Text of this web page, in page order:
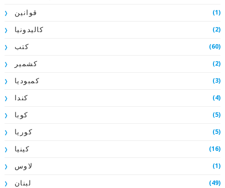
قوانين (1)
كاليدونيا (2)
كتب (60)
كشمير (2)
كمبوديا (3)
كندا (4)
كوبا (5)
كوريا (5)
كينيا (16)
لاوس (1)
لبنان (49)